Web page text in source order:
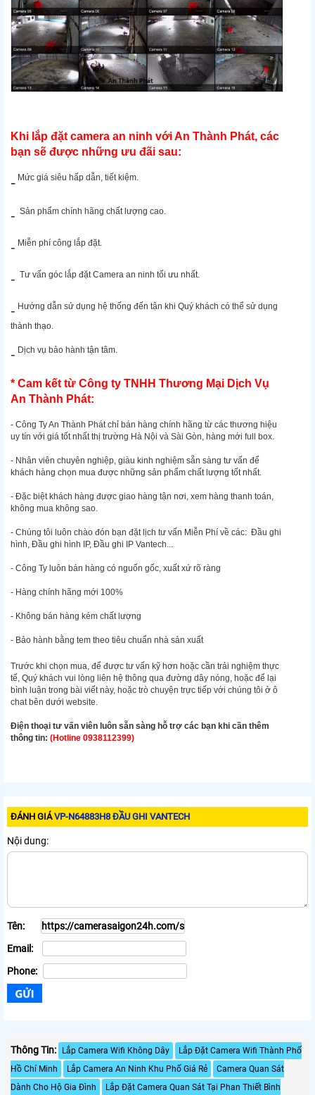
Khi lắp đặt camera an ninh với An Thành Phát, các
bạn sẽ được những ưu đãi sau:
- Mức giá siêu hấp dẫn, tiết kiệm.
- Sản phẩm chính hãng chất lượng cao.
- Miễn phí công lắp đặt.
- Tư vấn góc lắp đặt Camera an ninh tối ưu nhất.
- Hướng dẫn sử dụng hệ thống đến tận khi Quý khách có thể sử dụng
thành thạo.
- Dịch vụ bảo hành tận tâm.
* Cam kết từ Công ty TNHH Thương Mại Dịch Vụ
An Thành Phát:
- Công Ty An Thành Phát chỉ bán hàng chính hãng từ các thương hiệu
uy tín với giá tốt nhất thị trường Hà Nội và Sài Gòn, hàng mới full box.
- Nhân viên chuyên nghiệp, giàu kinh nghiệm sẵn sàng tư vấn để
khách hàng chọn mua được những sản phẩm chất lượng tốt nhất.
- Đặc biệt khách hàng được giao hàng tận nơi, xem hàng thanh toán,
không mua không sao.
- Chúng tôi luôn chào đón bạn đặt lịch tư vấn Miễn Phí về các: Đầu ghi
hình, Đầu ghi hình IP, Đầu ghi IP Vantech...
- Công Ty luôn bán hàng có nguốn gốc, xuất xứ rõ ràng
- Hàng chính hãng mới 100%
- Không bán hàng kém chất lượng
- Bảo hành bằng tem theo tiêu chuẩn nhà sản xuất
Trước khi chọn mua, để được tư vấn kỹ hơn hoặc cần trải nghiệm thực
tế, Quý khách vui lòng liên hệ thông qua đường dây nóng, hoặc để lại
bình luận trong bài viết này, hoặc trò chuyện trực tiếp với chúng tôi ở ô
chat bên dưới website.
Điện thoại tư vấn viên luôn sẵn sàng hỗ trợ các bạn khi cần thêm
thông tin: (Hotline 0938112399)
ĐÁNH GIÁVP-N64883H8 ĐẦU GHI VANTECH
Nội dung:
Tên:
Email:
Phone:
Thông Tin: Lắp Camera Wifi Không Dây
Lắp Đặt Camera Wifi Thành Phố
Hồ Chí Minh
Lắp Camera An Ninh Khu Phố Giá Rẻ
Camera Quan Sát
Dành Cho Hộ Gia Đình
Lắp Đặt Camera Quan Sát Tại Phan Thiết Bình